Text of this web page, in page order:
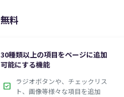
無料
30種類以上の項目をページに追加
可能にする機能
check_box ラジオボタンや、チェックリス
ト、画像等様々な項目を追加